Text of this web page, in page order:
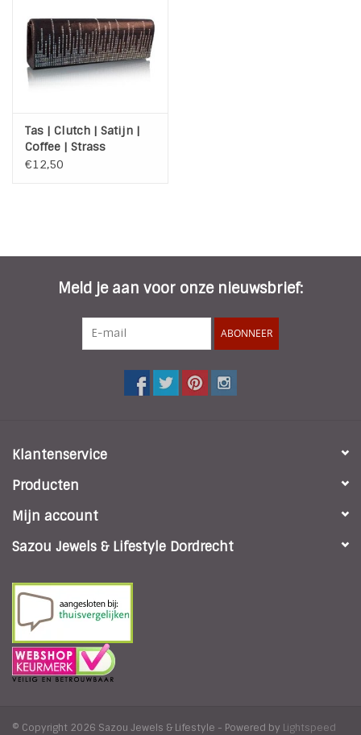
INSPIRATIE
Blog
Tas | Clutch | Satijn |
Coffee | Strass
€12,50
Meld je aan voor onze nieuwsbrief:
ABONNEER
Klantenservice
Producten
Mijn account
Sazou Jewels & Lifestyle Dordrecht
© Copyright 2026 Sazou Jewels & Lifestyle - Powered by Lightspeed